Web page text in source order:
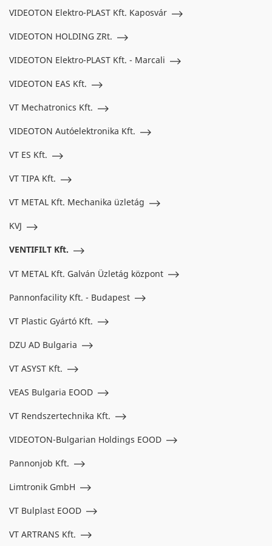
VIDEOTON Elektro-PLAST Kft. Kaposvár
VIDEOTON HOLDING ZRt.
VIDEOTON Elektro-PLAST Kft. - Marcali
VIDEOTON EAS Kft.
VT Mechatronics Kft.
VIDEOTON Autóelektronika Kft.
VT ES Kft.
VT TIPA Kft.
VT METAL Kft. Mechanika üzletág
KVJ
VENTIFILT Kft.
VT METAL Kft. Galván Üzletág központ
Pannonfacility Kft. - Budapest
VT Plastic Gyártó Kft.
DZU AD Bulgaria
VT ASYST Kft.
VEAS Bulgaria EOOD
VT Rendszertechnika Kft.
VIDEOTON-Bulgarian Holdings EOOD
Pannonjob Kft.
Limtronik GmbH
VT Bulplast EOOD
VT ARTRANS Kft.